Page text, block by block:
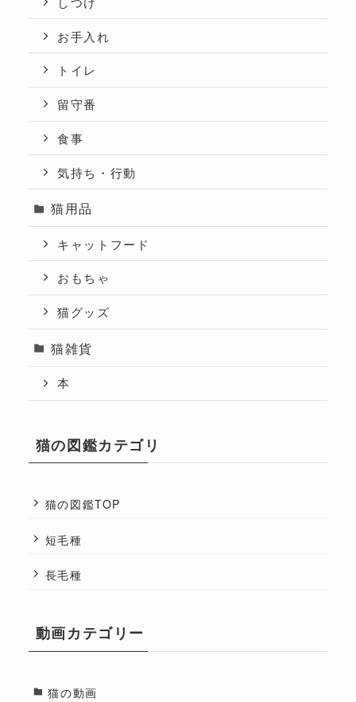
お手入れ
トイレ
留守番
食事
気持ち・行動
猫用品
キャットフード
おもちゃ
猫グッズ
猫雑貨
本
猫の図鑑カテゴリ
猫の図鑑TOP
短毛種
長毛種
動画カテゴリー
猫の動画